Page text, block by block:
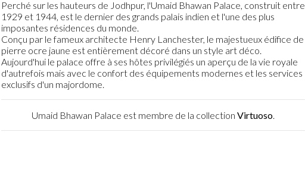
Perché sur les hauteurs de Jodhpur, l'Umaid Bhawan Palace, construit entre
1929 et 1944, est le dernier des grands palais indien et l'une des plus
imposantes résidences du monde.
Conçu par le fameux architecte Henry Lanchester, le majestueux édifice de
pierre ocre jaune est entièrement décoré dans un style art déco.
Aujourd'hui le palace offre à ses hôtes privilégiés un aperçu de la vie royale
d'autrefois mais avec le confort des équipements modernes et les services
exclusifs d'un majordome.
Umaid Bhawan Palace est membre de la collection Virtuoso.